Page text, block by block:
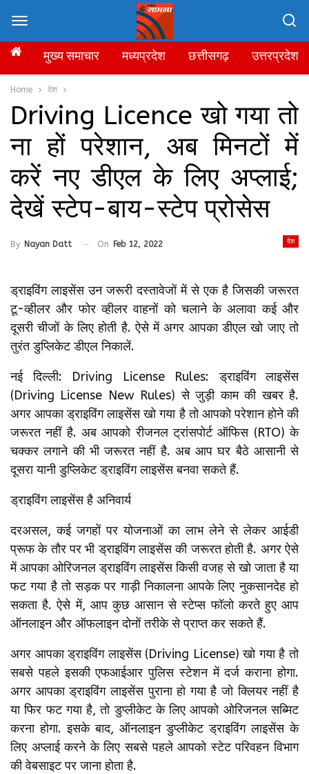
Home देश
Driving Licence खो गया तो
ना हों परेशान, अब मिनटों में
करें नए डीएल के लिए अप्लाई;
देखें स्टेप-बाय-स्टेप प्रोसेस
देश
By Nayan Datt On Feb 12, 2022
ड्राइविंग लाइसेंस उन जरूरी दस्तावेजों में से एक है जिसकी जरूरत
टू-व्हीलर और फोर व्हीलर वाहनों को चलाने के अलावा कई और
दूसरी चीजों के लिए होती है. ऐसे में अगर आपका डीएल खो जाए तो
तुरंत डुप्लिकेट डीएल निकालें.
नई दिल्ली: Driving License Rules: ड्राइविंग लाइसेंस
(Driving License New Rules) से जुड़ी काम की खबर है.
अगर आपका ड्राइविंग लाइसेंस खो गया है तो आपको परेशान होने की
जरूरत नहीं है. अब आपको रीजनल ट्रांसपोर्ट ऑफिस (RTO) के
चक्कर लगाने की भी जरूरत नहीं है. अब आप घर बैठे आसानी से
दूसरा यानी डुप्लिकेट ड्राइविंग लाइसेंस बनवा सकते हैं.
ड्राइविंग लाइसेंस है अनिवार्य
दरअसल, कई जगहों पर योजनाओं का लाभ लेने से लेकर आईडी
प्रूफ के तौर पर भी ड्राइविंग लाइसेंस की जरूरत होती है. अगर ऐसे
में आपका ओरिजनल ड्राइविंग लाइसेंस किसी वजह से खो जाता है या
फट गया है तो सड़क पर गाड़ी निकालना आपके लिए नुकसानदेह हो
सकता है. ऐसे में, आप कुछ आसान से स्टेप्स फॉलो करते हुए आप
ऑनलाइन और ऑफलाइन दोनों तरीके से प्राप्त कर सकते हैं.
अगर आपका ड्राइविंग लाइसेंस (Driving License) खो गया है तो
सबसे पहले इसकी एफआईआर पुलिस स्टेशन में दर्ज कराना होगा.
अगर आपका ड्राइविंग लाइसेंस पुराना हो गया है जो क्लियर नहीं है
या फिर फट गया है, तो डुप्लीकेट के लिए आपको ओरिजनल सब्मिट
करना होगा. इसके बाद, ऑनलाइन डुप्लीकेट ड्राइविंग लाइसेंस के
लिए अप्लाई करने के लिए सबसे पहले आपको स्टेट परिवहन विभाग
की वेबसाइट पर जाना होता है.
मुख्य समाचार मध्यप्रदेश छत्तीसगढ़ उत्तरप्रदेश